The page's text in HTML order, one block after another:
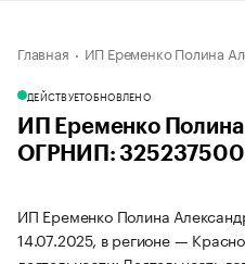
Главная ИП Еременко Полина
ДЕЙСТВУЕТОБНОВЛЕНО
ИП Еременко
ОГРНИП:
ИП Еременко Полина
14.07.2025, в регионе —